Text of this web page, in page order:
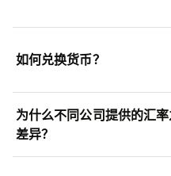
如何兑换货币？
为什么不同公司提供的汇
差异？